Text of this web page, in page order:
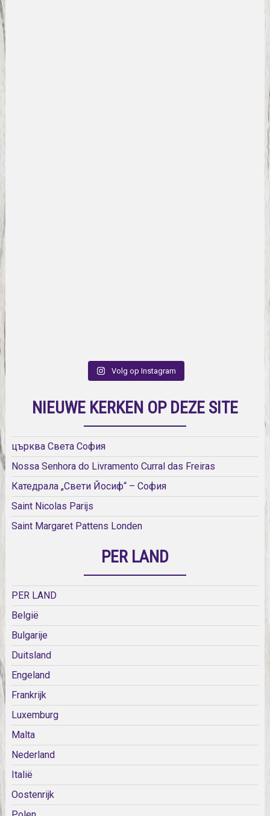
Volg op Instagram
NIEUWE KERKEN OP DEZE SITE
църква Света София
Nossa Senhora do Livramento Curral das Freiras
Катедрала „Свети Йосиф“ – София
Saint Nicolas Parijs
Saint Margaret Pattens Londen
PER LAND
PER LAND
België
Bulgarije
Duitsland
Engeland
Frankrijk
Luxemburg
Malta
Nederland
Italië
Oostenrijk